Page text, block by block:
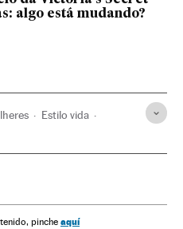
algo está mudando?
Estilo vida
pinche aquí